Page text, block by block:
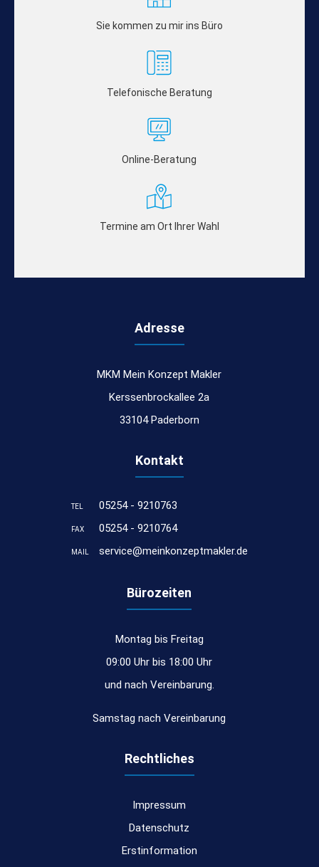
Sie kommen zu mir ins Büro
Telefonische Beratung
Online-Beratung
Termine am Ort Ihrer Wahl
Adresse
MKM Mein Konzept Makler
Kerssenbrockallee 2a
33104 Paderborn
Kontakt
TEL 05254 - 9210763
FAX 05254 - 9210764
MAIL service@meinkonzeptmakler.de
Bürozeiten
Montag bis Freitag
09:00 Uhr bis 18:00 Uhr
und nach Vereinbarung.
Samstag nach Vereinbarung
Rechtliches
Impressum
Datenschutz
Erstinformation